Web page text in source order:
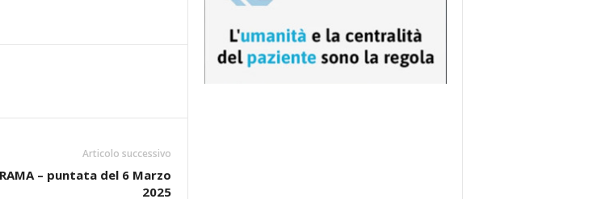
Articolo successivo
– puntata del 6 Marzo
2025